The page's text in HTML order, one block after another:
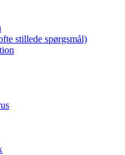
stillede spørgsmål)